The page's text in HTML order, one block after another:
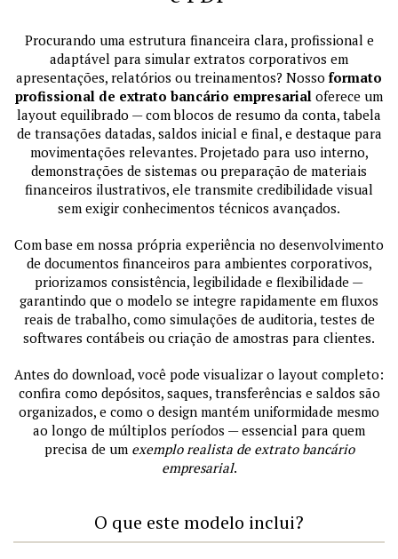
Procurando uma estrutura financeira clara, profissional e
adaptável para simular extratos corporativos em
apresentações, relatórios ou treinamentos? Nosso formato
profissional de extrato bancário empresarial oferece um
layout equilibrado — com blocos de resumo da conta, tabela
de transações datadas, saldos inicial e final, e destaque para
movimentações relevantes. Projetado para uso interno,
demonstrações de sistemas ou preparação de materiais
financeiros ilustrativos, ele transmite credibilidade visual
sem exigir conhecimentos técnicos avançados.
Com base em nossa própria experiência no desenvolvimento
de documentos financeiros para ambientes corporativos,
priorizamos consistência, legibilidade e flexibilidade —
garantindo que o modelo se integre rapidamente em fluxos
reais de trabalho, como simulações de auditoria, testes de
softwares contábeis ou criação de amostras para clientes.
Antes do download, você pode visualizar o layout completo:
confira como depósitos, saques, transferências e saldos são
organizados, e como o design mantém uniformidade mesmo
ao longo de múltiplos períodos — essencial para quem
precisa de um exemplo realista de extrato bancário
empresarial.
O que este modelo inclui?